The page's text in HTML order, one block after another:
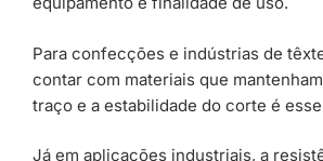
Para confecções e indústrias de
contar com materiais que
traço e a estabilidade do corte é
Já em aplicações industriais, a